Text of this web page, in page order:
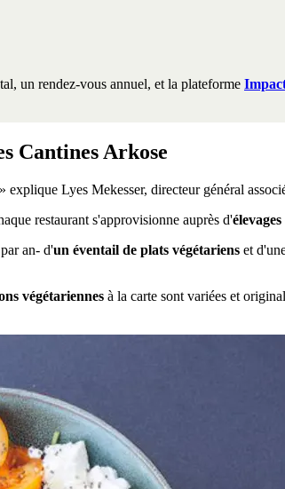
un rendez-vous annuel, et la plateforme
Cantines Arkose
Lyes Mekesser, directeur général
restaurant s'approvisionne auprès d'
an- d'un éventail de plats végétariens et
végétariennes à la carte sont variées et